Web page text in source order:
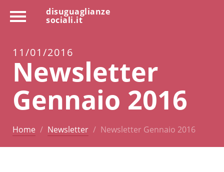
disuguaglianze
sociali.it
11/01/2016
Newsletter
Gennaio 2016
Home Newsletter Newsletter Gennaio 2016